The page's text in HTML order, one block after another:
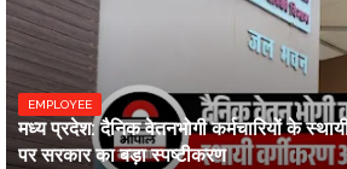
EMPLOYEE
मध्य प्रदेश: दैनिक वेतनभोगी कर्मचारियों के
पर सरकार का बड़ा स्पष्टीकरण